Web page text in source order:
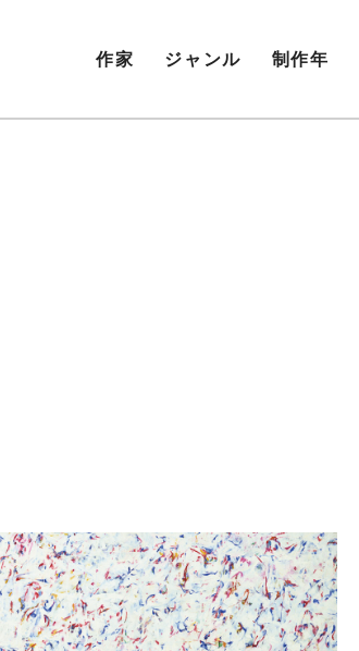
作家 ジャンル 制作年